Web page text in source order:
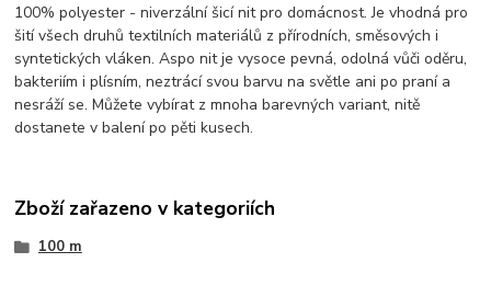
100% polyester - niverzální šicí nit pro domácnost. Je vhodná pro
šití všech druhů textilních materiálů z přírodních, směsových i
syntetických vláken. Aspo nit je vysoce pevná, odolná vůči oděru,
bakteriím i plísním, neztrácí svou barvu na světle ani po praní a
nesráží se. Můžete vybírat z mnoha barevných variant, nitě
dostanete v balení po pěti kusech.
Zboží zařazeno v kategoriích
100 m